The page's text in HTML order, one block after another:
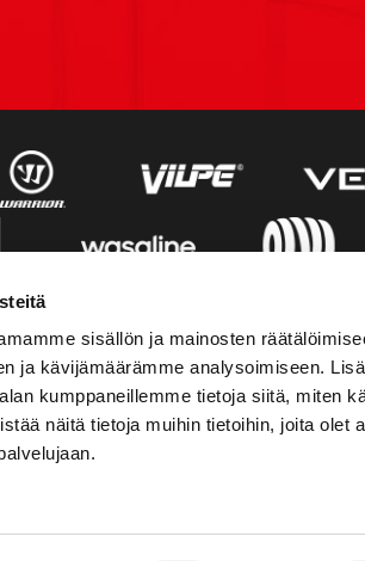
sisällön ja mainosten
ja kävijämäärämme analysoimiseen.
kumppaneillemme tietoja siitä, miten
näitä tietoja muihin tietoihin, joita olet